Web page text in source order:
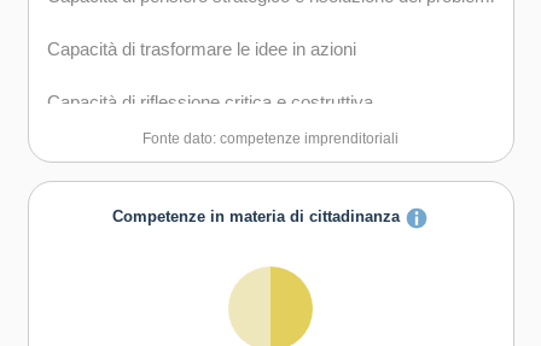
Capacità di gestire il proprio apprendimento e la propria
Capacità di trasformare le idee in azioni
Capacità di riflessione critica e costruttiva
Capacità di lavorare sia in modalità collaborativa in
Capacità di comunicare e negoziare efficacemente con
Fonte dato: competenze imprenditoriali
Competenze in materia di cittadinanza